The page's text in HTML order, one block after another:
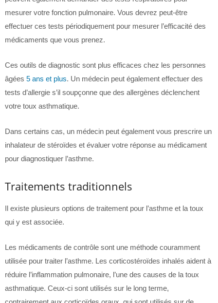
mesurer votre fonction pulmonaire. Vous devrez peut-être
effectuer ces tests périodiquement pour mesurer l’efficacité des
médicaments que vous prenez.
Ces outils de diagnostic sont plus efficaces chez les personnes
âgées 5 ans et plus. Un médecin peut également effectuer des
tests d’allergie s’il soupçonne que des allergènes déclenchent
votre toux asthmatique.
Dans certains cas, un médecin peut également vous prescrire un
inhalateur de stéroïdes et évaluer votre réponse au médicament
pour diagnostiquer l’asthme.
Traitements traditionnels
Il existe plusieurs options de traitement pour l’asthme et la toux
qui y est associée.
Les médicaments de contrôle sont une méthode couramment
utilisée pour traiter l’asthme. Les corticostéroïdes inhalés aident à
réduire l’inflammation pulmonaire, l’une des causes de la toux
asthmatique. Ceux-ci sont utilisés sur le long terme,